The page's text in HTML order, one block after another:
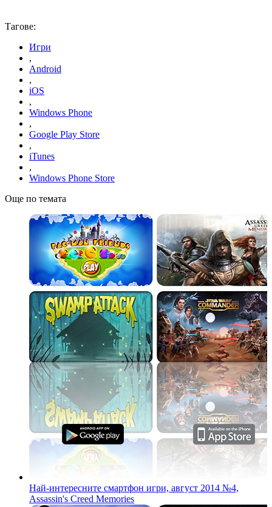
Тагове:
Игри
,
Android
,
iOS
,
Windows Phone
,
Google Play Store
,
iTunes
,
Windows Phone Store
Още по темата
Най-интересните смартфон игри, август 2014 №4,
Assassin's Creed Memories